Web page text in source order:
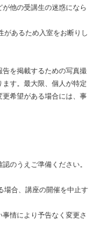
他の受講生の迷惑になら
があるため入室をお断りし
告を掲載するための写真撮
す。最大限、個人が特定
希望がある場合には、事
のうえご準備ください。
場合、講座の開催を中止す
情により予告なく変更さ